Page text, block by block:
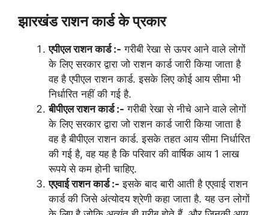
झारखंड राशन कार्ड के प्रकार
एपीएल राशन कार्ड :- गरीबी रेखा से ऊपर आने वाले लोगों
के लिए सरकार द्वारा जो राशन कार्ड जारी किया जाता है
वह है एपीएल राशन कार्ड. इसके लिए कोई आय सीमा भी
निर्धारित नहीं की गई है.
बीपीएल राशन कार्ड :- गरीबी रेखा से नीचे आने वाले लोगों
के लिए सरकार द्वारा जो राशन कार्ड जारी किया जाता है
वह है बीपीएल राशन कार्ड. इसके तहत आय सीमा निर्धारित
की गई है, वह यह है कि परिवार की वार्षिक आय 1 लाख
रूपये से कम होनी चाहिए.
एएवाई राशन कार्ड :- इसके बाद बारी आती है एएवाई राशन
कार्ड की जिसे अंत्योदय श्रेणी कहा जाता है. यह उन लोगों